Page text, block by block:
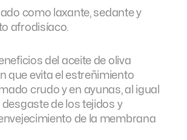
como laxante, sedante y
afrodisíaco.
del aceite de oliva
que evita el estreñimiento
crudo y en ayunas, al igual
de los tejidos y
de la membrana